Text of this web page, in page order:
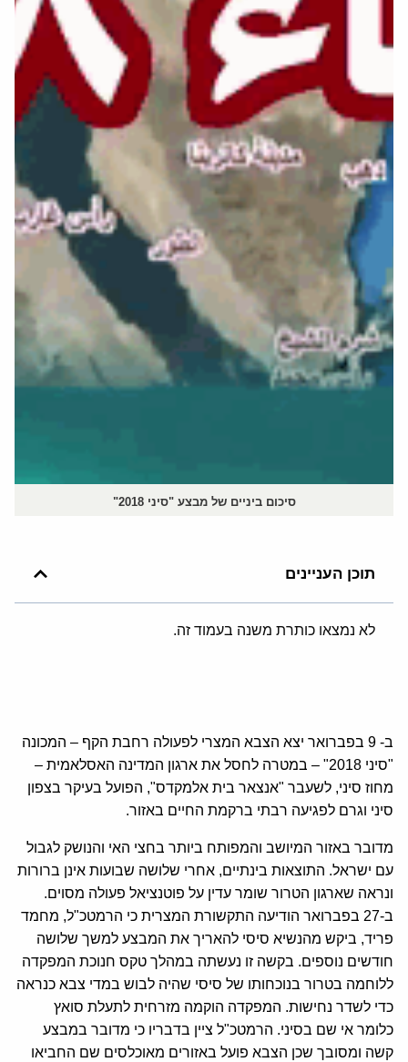
סיכום ביניים של מבצע "סיני 2018"
תוכן העניינים
לא נמצאו כותרת משנה בעמוד זה.
ב- 9 בפברואר יצא הצבא המצרי לפעולה רחבת הקף – המכונה
"סיני 2018" – במטרה לחסל את ארגון המדינה האסלאמית –
מחוז סיני, לשעבר "אנצאר בית אלמקדס", הפועל בעיקר בצפון
סיני וגרם לפגיעה רבתי ברקמת החיים באזור.
מדובר באזור המיושב והמפותח ביותר בחצי האי והנושק לגבול
עם ישראל. התוצאות בינתיים, אחרי שלושה שבועות אינן ברורות
ונראה שארגון הטרור שומר עדין על פוטנציאל פעולה מסוים.
ב-27 בפברואר הודיעה התקשורת המצרית כי הרמטכ"ל, מחמד
פריד, ביקש מהנשיא סיסי להאריך את המבצע למשך שלושה
חודשים נוספים. בקשה זו נעשתה במהלך טקס חנוכת המפקדה
ללוחמה בטרור בנוכחותו של סיסי שהיה לבוש במדי צבא כנראה
כדי לשדר נחישות. המפקדה הוקמה מזרחית לתעלת סואץ
כלומר אי שם בסיני. הרמטכ"ל ציין בדבריו כי מדובר במבצע
קשה ומסובך שכן הצבא פועל באזורים מאוכלסים שם החביאו